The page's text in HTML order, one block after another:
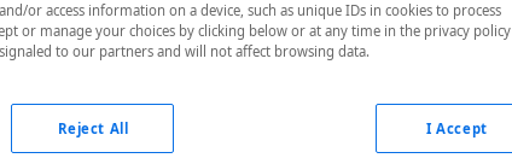
or access information on a device, such as unique IDs in cookies to process
or manage your choices by clicking below or at any time in the privacy policy
to our partners and will not affect browsing data.
Reject All I Accept